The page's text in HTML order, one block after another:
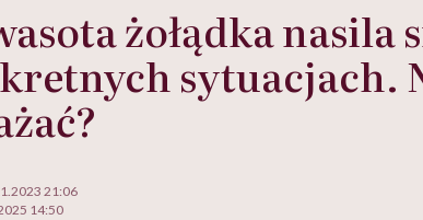
żołądka nasila
sytuacjach.
21:06
14:50